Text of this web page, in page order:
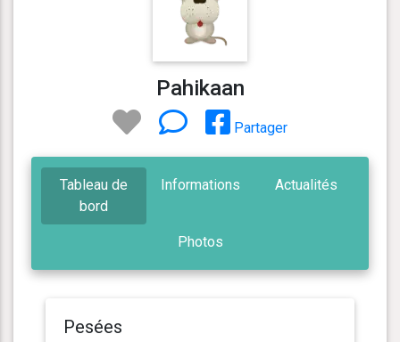
Pahikaan
Partager
Tableau de
bord
Informations Actualités
Photos
Pesées